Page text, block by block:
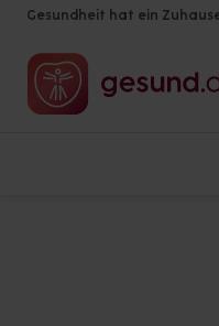
Gesundheit hat ein